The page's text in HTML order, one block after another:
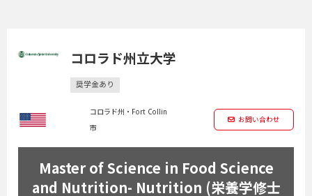
コロラド州立大学
奨学金あり
コロラド州・Fort Collin
市
お問い合わせ
Master of Science in Food Science
and Nutrition- Nutrition (栄養学修士